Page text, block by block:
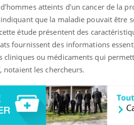
atteints d'un cancer de la
que la maladie pouvait être
étude présentent des
fournissent des informations
cliniques ou médicaments qui
notaient les chercheurs.